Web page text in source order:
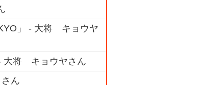
」 - 大将 キョウヤ
大将 キョウヤさん
ん